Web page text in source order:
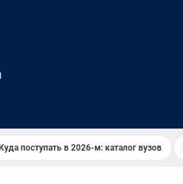
Куда поступать в 2026-м: каталог вузов